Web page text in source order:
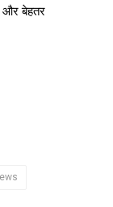
और बेहतर